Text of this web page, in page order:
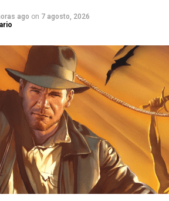
de poco comenzará a
despiadado en Daredevil:
de presión constante.
para quienes disfrutan de un
se trata de un personaje de
objetivo es mantenerse cerca del
ago on 7 agosto, 2026